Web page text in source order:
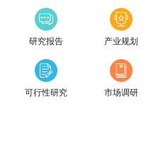
研究报告 产业规划
可行性研究 市场调研